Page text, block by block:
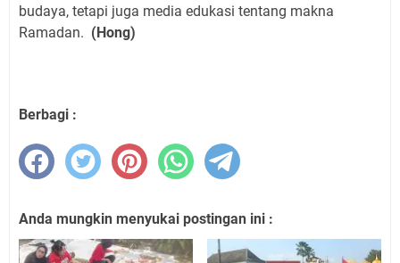
budaya, tetapi juga media edukasi tentang makna
Ramadan. (Hong)
Berbagi :
Anda mungkin menyukai postingan ini :